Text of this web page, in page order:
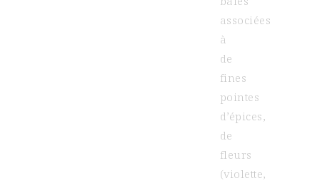
associées
à
de
fines
pointes
d’épices,
de
fleurs
(violette,